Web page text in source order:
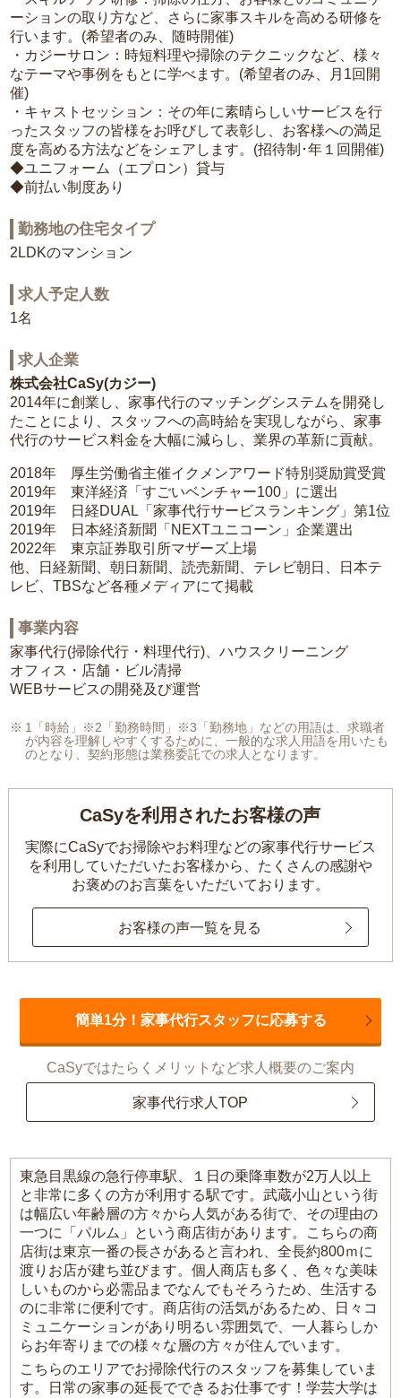
ーションの取り方など、さらに家事スキルを高める研修を
行います。(希望者のみ、随時開催)
・カジーサロン：時短料理や掃除のテクニックなど、様々
なテーマや事例をもとに学べます。(希望者のみ、月1回開
催)
・キャストセッション：その年に素晴らしいサービスを行
ったスタッフの皆様をお呼びして表彰し、お客様への満足
度を高める方法などをシェアします。(招待制･年１回開催)
◆ユニフォーム（エプロン）貸与
◆前払い制度あり
勤務地の住宅タイプ
2LDKのマンション
求人予定人数
1名
求人企業
株式会社CaSy(カジー)
2014年に創業し、家事代行のマッチングシステムを開発し
たことにより、スタッフへの高時給を実現しながら、家事
代行のサービス料金を大幅に減らし、業界の革新に貢献。
2018年 厚生労働省主催イクメンアワード特別奨励賞受賞
2019年 東洋経済「すごいベンチャー100」に選出
2019年 日経DUAL「家事代行サービスランキング」第1位
2019年 日本経済新聞「NEXTユニコーン」企業選出
2022年 東京証券取引所マザーズ上場
他、日経新聞、朝日新聞、読売新聞、テレビ朝日、日本テ
レビ、TBSなど各種メディアにて掲載
事業内容
家事代行(掃除代行・料理代行)、ハウスクリーニング
オフィス・店舗・ビル清掃
WEBサービスの開発及び運営
1「時給」※2「勤務時間」※3「勤務地」などの用語は、求職者
が内容を理解しやすくするために、一般的な求人用語を用いたも
のとなり、契約形態は業務委託での求人となります。
CaSyを利用されたお客様の声
実際にCaSyでお掃除やお料理などの家事代行サービス
を利用していただいたお客様から、 たくさんの感謝や
お褒めのお言葉をいただいております。
お客様の声一覧を見る
簡単1分！家事代行スタッフに応募する
CaSyではたらくメリットなど求人概要のご案内
家事代行求人TOP
東急目黒線の急行停車駅、１日の乗降車数が2万人以上
と非常に多くの方が利用する駅です。武蔵小山という街
は幅広い年齢層の方々から人気がある街で、その理由の
一つに「パルム」という商店街があります。こちらの商
店街は東京一番の長さがあると言われ、全長約800ｍに
渡りお店が建ち並びます。個人商店も多く、色々な美味
しいものから必需品までなんでもそろうため、生活する
のに非常に便利です。商店街の活気があるため、日々コ
ミュニケーションがあり明るい雰囲気で、一人暮らしか
らお年寄りまでの様々な層の方々が住んでいます。
こちらのエリアでお掃除代行のスタッフを募集していま
す。日常の家事の延長でできるお仕事です！学芸大学は